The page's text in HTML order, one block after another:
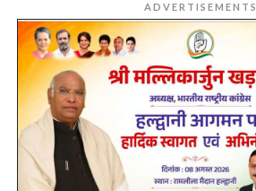
ADVERTISEMENTS